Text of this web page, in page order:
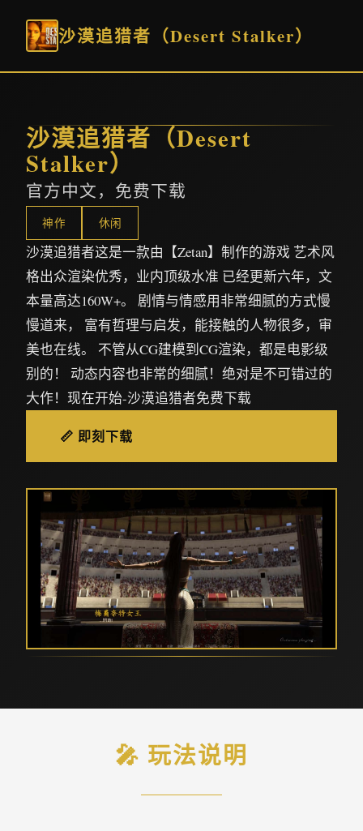
沙漠追猎者（Desert Stalker）
沙漠追猎者（Desert
Stalker）
官方中文，免费下载
神作 休闲
沙漠追猎者这是一款由【Zetan】制作的游戏 艺术风
格出众渲染优秀，业内顶级水准 已经更新六年，文
本量高达160W+。 剧情与情感用非常细腻的方式慢
慢道来， 富有哲理与启发，能接触的人物很多，审
美也在线。 不管从CG建模到CG渲染，都是电影级
别的！ 动态内容也非常的细腻！绝对是不可错过的
大作！现在开始-沙漠追猎者免费下载
📏 即刻下载
🎤 玩法说明